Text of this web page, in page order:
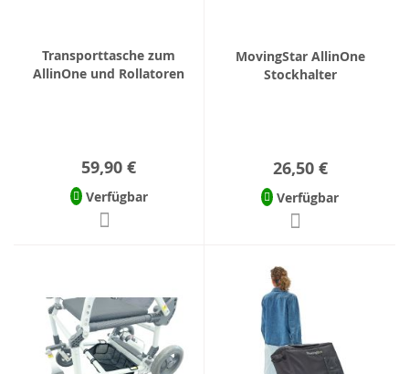
Transporttasche zum
AllinOne und Rollatoren
59,90 €
Verfügbar
MovingStar AllinOne
Stockhalter
26,50 €
Verfügbar